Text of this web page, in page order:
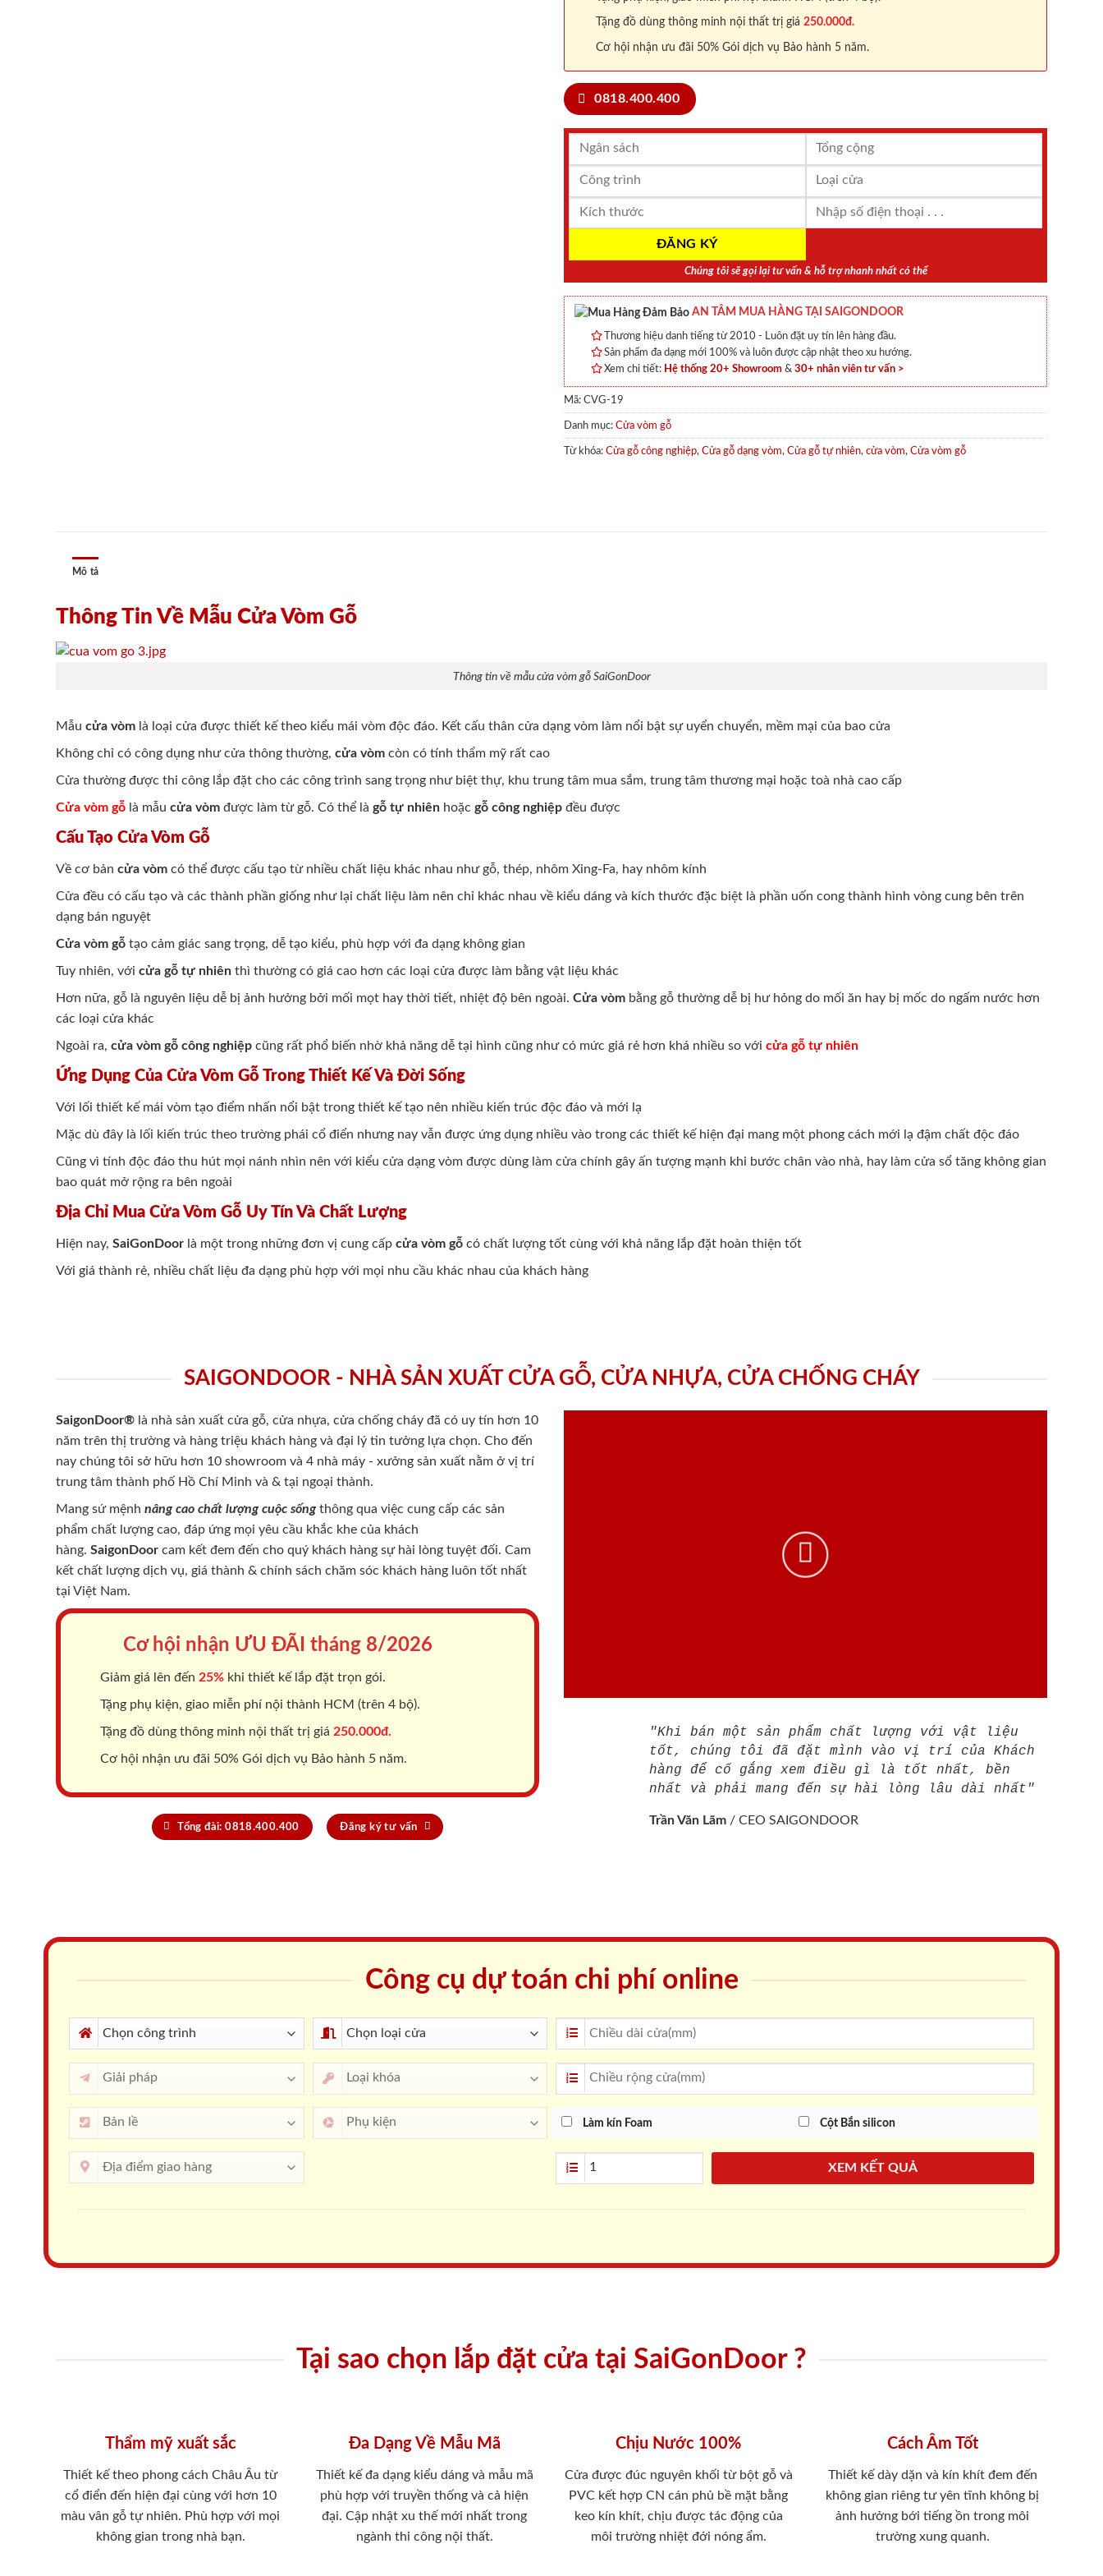
Tặng đồ dùng thông minh nội thất trị giá 250.000đ.
Cơ hội nhận ưu đãi 50% Gói dịch vụ Bảo hành 5 năm.
0818.400.400
Chúng tôi sẽ gọi lại tư vấn & hỗ trợ nhanh nhất có thể
AN TÂM MUA HÀNG TẠI SAIGONDOOR
Thương hiệu danh tiếng từ 2010 - Luôn đặt uy tín lên hàng đầu.
Sản phẩm đa dạng mới 100% và luôn được cập nhật theo xu hướng.
Xem chi tiết: Hệ thống 20+ Showroom & 30+ nhân viên tư vấn >
Mã: CVG-19
Danh mục: Cửa vòm gỗ
Từ khóa: Cửa gỗ công nghiệp, Cửa gỗ dạng vòm, Cửa gỗ tự nhiên, cửa vòm, Cửa vòm gỗ
Mô tả
Thông Tin Về Mẫu Cửa Vòm Gỗ
Thông tin về mẫu cửa vòm gỗ SaiGonDoor
Mẫu cửa vòm là loại cửa được thiết kế theo kiểu mái vòm độc đáo. Kết cấu thân cửa dạng vòm làm nổi bật sự uyển chuyển, mềm mại của bao cửa
Không chỉ có công dụng như cửa thông thường, cửa vòm còn có tính thẩm mỹ rất cao
Cửa thường được thi công lắp đặt cho các công trình sang trọng như biệt thự, khu trung tâm mua sắm, trung tâm thương mại hoặc toà nhà cao cấp
Cửa vòm gỗ là mẫu cửa vòm được làm từ gỗ. Có thể là gỗ tự nhiên hoặc gỗ công nghiệp đều được
Cấu Tạo Cửa Vòm Gỗ
Về cơ bản cửa vòm có thể được cấu tạo từ nhiều chất liệu khác nhau như gỗ, thép, nhôm Xing-Fa, hay nhôm kính
Cửa đều có cấu tạo và các thành phần giống như lại chất liệu làm nên chỉ khác nhau về kiểu dáng và kích thước đặc biệt là phần uốn cong thành hình vòng cung bên trên
dạng bán nguyệt
Cửa vòm gỗ tạo cảm giác sang trọng, dễ tạo kiểu, phù hợp với đa dạng không gian
Tuy nhiên, với cửa gỗ tự nhiên thì thường có giá cao hơn các loại cửa được làm bằng vật liệu khác
Hơn nữa, gỗ là nguyên liệu dễ bị ảnh hưởng bởi mối mọt hay thời tiết, nhiệt độ bên ngoài. Cửa vòm bằng gỗ thường dễ bị hư hỏng do mối ăn hay bị mốc do ngấm nước hơn
các loại cửa khác
Ngoài ra, cửa vòm gỗ công nghiệp cũng rất phổ biến nhờ khả năng dễ tại hình cũng như có mức giá rẻ hơn khá nhiều so với cửa gỗ tự nhiên
Ứng Dụng Của Cửa Vòm Gỗ Trong Thiết Kế Và Đời Sống
Với lối thiết kế mái vòm tạo điểm nhấn nổi bật trong thiết kế tạo nên nhiều kiến trúc độc đáo và mới lạ
Mặc dù đây là lối kiến trúc theo trường phái cổ điển nhưng nay vẫn được ứng dụng nhiều vào trong các thiết kế hiện đại mang một phong cách mới lạ đậm chất độc đáo
Cũng vì tính độc đáo thu hút mọi nánh nhìn nên với kiểu cửa dạng vòm được dùng làm cửa chính gây ấn tượng mạnh khi bước chân vào nhà, hay làm cửa sổ tăng không gian
bao quát mở rộng ra bên ngoài
Địa Chỉ Mua Cửa Vòm Gỗ Uy Tín Và Chất Lượng
Hiện nay, SaiGonDoor là một trong những đơn vị cung cấp cửa vòm gỗ có chất lượng tốt cùng với khả năng lắp đặt hoàn thiện tốt
Với giá thành rẻ, nhiều chất liệu đa dạng phù hợp với mọi nhu cầu khác nhau của khách hàng
SAIGONDOOR - NHÀ SẢN XUẤT CỬA GỖ, CỬA NHỰA, CỬA CHỐNG CHÁY
SaigonDoor® là nhà sản xuất cửa gỗ, cửa nhựa, cửa chống cháy đã có uy tín hơn 10
năm trên thị trường và hàng triệu khách hàng và đại lý tin tưởng lựa chọn. Cho đến
nay chúng tôi sở hữu hơn 10 showroom và 4 nhà máy - xưởng sản xuất nằm ở vị trí
trung tâm thành phố Hồ Chí Minh và & tại ngoại thành.
Mang sứ mệnh nâng cao chất lượng cuộc sốngthông qua việc cung cấp các sản
phẩm chất lượng cao, đáp ứng mọi yêu cầu khắc khe của khách
hàng. SaigonDoor cam kết đem đến cho quý khách hàng sự hài lòng tuyệt đối. Cam
kết chất lượng dịch vụ, giá thành & chính sách chăm sóc khách hàng luôn tốt nhất
tại Việt Nam.
Cơ hội nhận ƯU ĐÃI tháng 8/2026
Giảm giá lên đến 25% khi thiết kế lắp đặt trọn gói.
Tặng phụ kiện, giao miễn phí nội thành HCM (trên 4 bộ).
Tặng đồ dùng thông minh nội thất trị giá 250.000đ.
Cơ hội nhận ưu đãi 50% Gói dịch vụ Bảo hành 5 năm.
Tổng đài: 0818.400.400 Đăng ký tư vấn
"Khi bán một sản phẩm chất lượng với vật liệu
tốt, chúng tôi đã đặt mình vào vị trí của Khách
hàng để cố gắng xem điều gì là tốt nhất, bền
nhất và phải mang đến sự hài lòng lâu dài nhất"
Trần Văn Lãm / CEO SAIGONDOOR
Công cụ dự toán chi phí online
Làm kín Foam Cột Bắn silicon
XEM KẾT QUẢ
Tại sao chọn lắp đặt cửa tại SaiGonDoor ?
Thẩm mỹ xuất sắc
Thiết kế theo phong cách Châu Âu từ
cổ điển đến hiện đại cùng với hơn 10
màu vân gỗ tự nhiên. Phù hợp với mọi
không gian trong nhà bạn.
Đa Dạng Về Mẫu Mã
Thiết kế đa dạng kiểu dáng và mẫu mã
phù hợp với truyền thống và cả hiện
đại. Cập nhật xu thế mới nhất trong
ngành thi công nội thất.
Chịu Nước 100%
Cửa được đúc nguyên khối từ bột gỗ và
PVC kết hợp CN cán phủ bề mặt bằng
keo kín khít, chịu được tác động của
môi trường nhiệt đới nóng ẩm.
Cách Âm Tốt
Thiết kế dày dặn và kín khít đem đến
không gian riêng tư yên tĩnh không bị
ảnh hưởng bới tiếng ồn trong môi
trường xung quanh.